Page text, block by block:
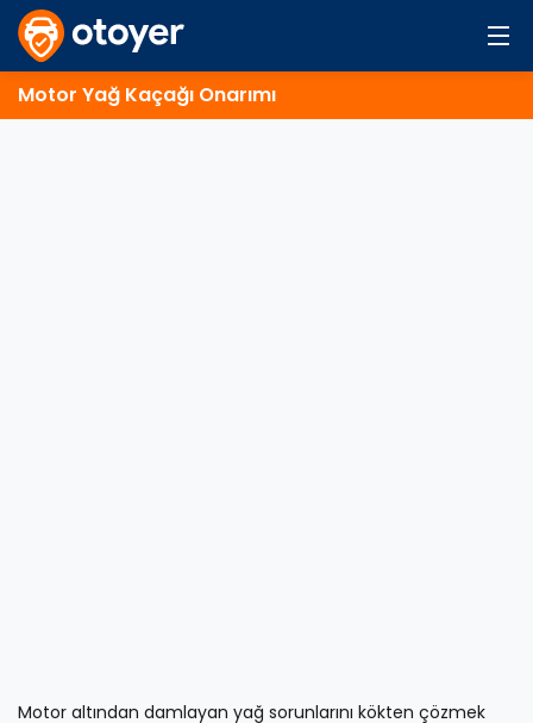
Motor Yağ Kaçağı Onarımı
Motor altından damlayan yağ sorunlarını kökten çözmek